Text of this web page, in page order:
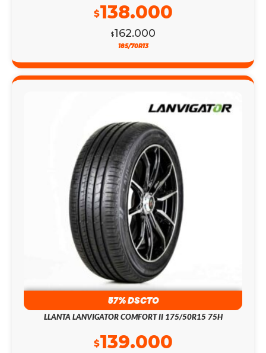
$162.000
$138.000
185/70R13
57% DSCTO
LLANTA LANVIGATOR COMFORT II 175/50R15 75H
$139.000